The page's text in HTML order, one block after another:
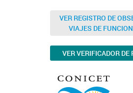
VER REGISTRO DE
VIAJES DE
VER VERIFICADOR DE